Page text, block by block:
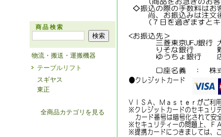
商品検索
物流・搬送・運搬機器
テーブルリフト
スギヤス
東正
全商品カテゴリを見る